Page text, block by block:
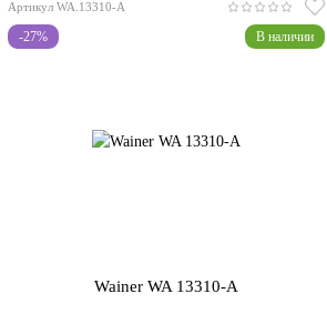
Артикул WA.13310-A
-27% В наличии
Wainer WA 13310-A